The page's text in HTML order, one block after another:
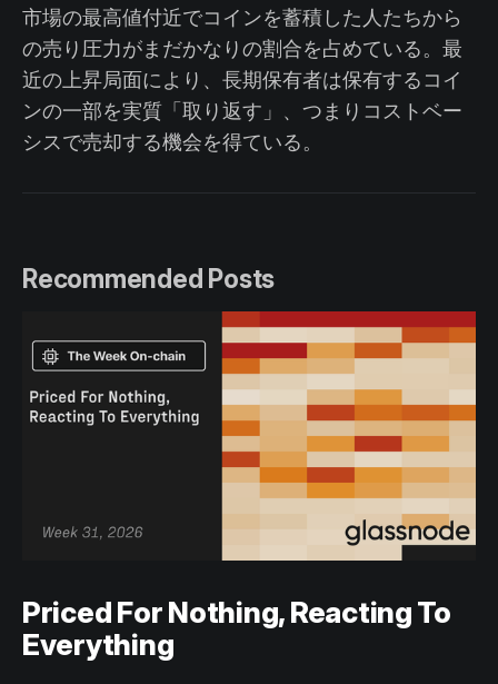
市場の最高値付近でコインを蓄積した人たちから
の売り圧力がまだかなりの割合を占めている。最
近の上昇局面により、長期保有者は保有するコイ
ンの一部を実質「取り返す」、つまりコストベー
シスで売却する機会を得ている。
Recommended Posts
Priced For Nothing, Reacting To
Everything